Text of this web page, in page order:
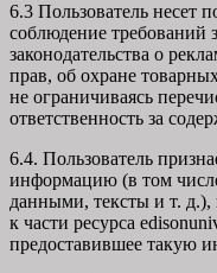
6.3 Пользователь несет
соблюдение требований
законодательства о
прав, об охране
не ограничиваясь
ответственность за
6.4. Пользователь
информацию (в том
данными, тексты и т. д.),
к части ресурса
предоставившее такую